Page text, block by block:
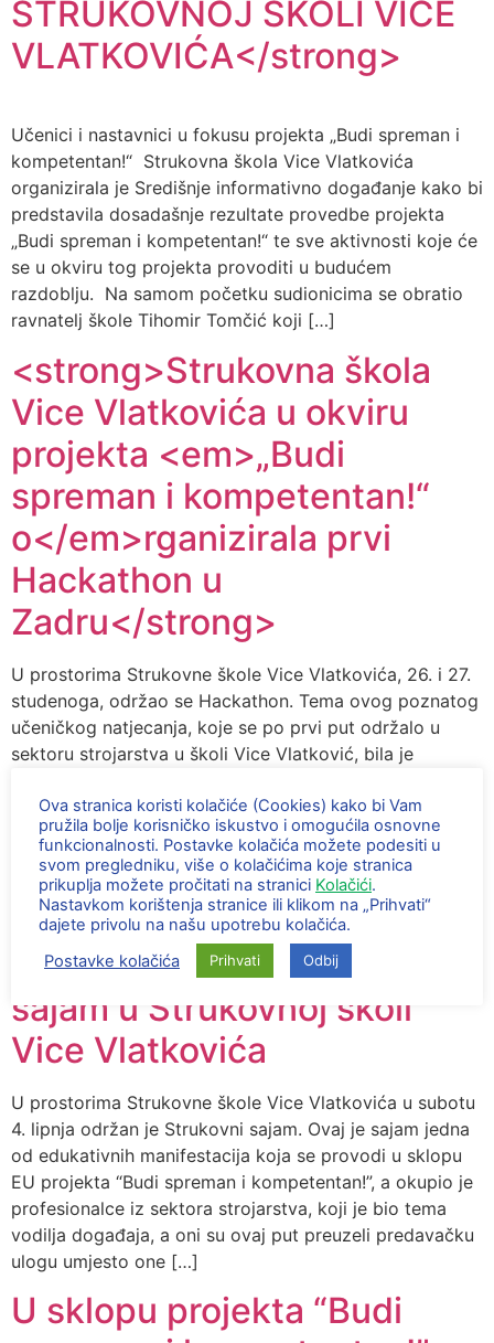
STRUKOVNOJ ŠKOLI VICE
VLATKOVIĆA</strong>
Učenici i nastavnici u fokusu projekta „Budi spreman i
kompetentan!“ Strukovna škola Vice Vlatkovića
organizirala je Središnje informativno događanje kako bi
predstavila dosadašnje rezultate provedbe projekta
„Budi spreman i kompetentan!“ te sve aktivnosti koje će
se u okviru tog projekta provoditi u budućem
razdoblju. Na samom početku sudionicima se obratio
ravnatelj škole Tihomir Tomčić koji […]
<strong>Strukovna škola
Vice Vlatkovića u okviru
projekta <em>„Budi
spreman i kompetentan!“
o</em>rganizirala prvi
Hackathon u
Zadru</strong>
U prostorima Strukovne škole Vice Vlatkovića, 26. i 27.
studenoga, održao se Hackathon. Tema ovog poznatog
učeničkog natjecanja, koje se po prvi put održalo u
sektoru strojarstva u školi Vice Vlatković, bila je
automobila u sektoru strojarstva”. Za natjecanje koje
se provelo u sklopu EU projekta “Budi spreman i […]
U okviru projekta „Budi
spreman i kompetentan!“
održan inovativni Strukovni
sajam u Strukovnoj školi
Vice Vlatkovića
U prostorima Strukovne škole Vice Vlatkovića u subotu
4. lipnja održan je Strukovni sajam. Ovaj je sajam jedna
od edukativnih manifestacija koja se provodi u sklopu
EU projekta “Budi spreman i kompetentan!”, a okupio je
profesionalce iz sektora strojarstva, koji je bio tema
vodilja događaja, a oni su ovaj put preuzeli predavačku
ulogu umjesto one […]
U sklopu projekta “Budi
Ova stranica koristi kolačiće (Cookies) kako bi Vam
pružila bolje korisničko iskustvo i omogućila osnovne
funkcionalnosti. Postavke kolačića možete podesiti u
svom pregledniku, više o kolačićima koje stranica
prikuplja možete pročitati na stranici Kolačići.
Nastavkom korištenja stranice ili klikom na „Prihvati“
dajete privolu na našu upotrebu kolačića.
Postavke kolačića
Prihvati Odbij